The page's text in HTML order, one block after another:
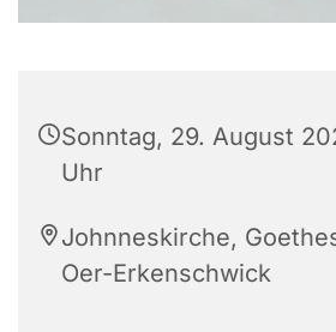
Sonntag, 29. August
Uhr
Johnneskirche,
Oer-Erkenschwick